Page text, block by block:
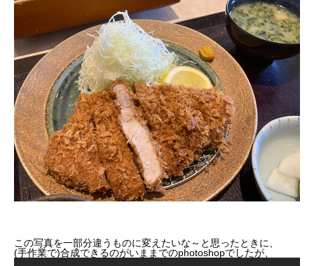
この写真を一部分違うものに変えたいな～と思ったときに、
(手作業で)合成できるのがいままでのphotoshopでしたが、